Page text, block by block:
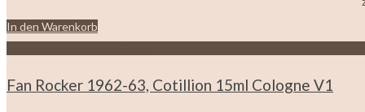
In den Warenkorb
Fan Rocker 1962-63, Cotillion 15ml Cologne V1